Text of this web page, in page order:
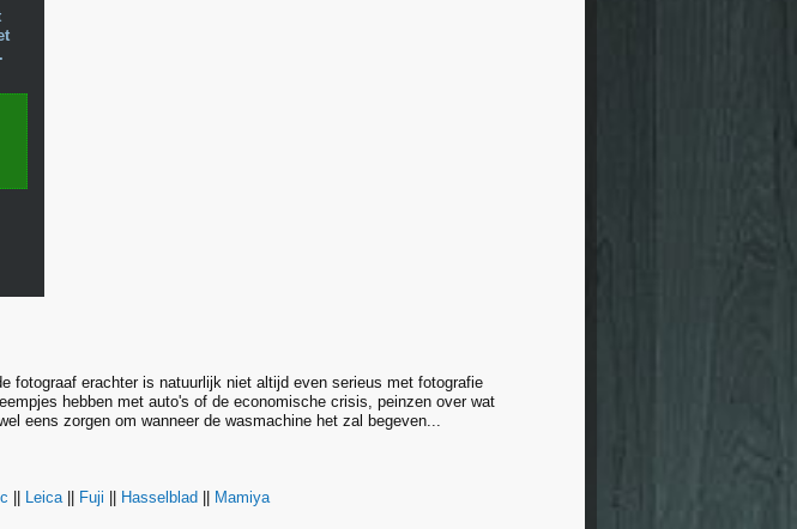
fotograaf erachter is natuurlijk niet altijd even serieus met fotografie
hebben met auto's of de economische crisis, peinzen over wat
eens zorgen om wanneer de wasmachine het zal begeven...
Leica|| Fuji Hasselblad Mamiya